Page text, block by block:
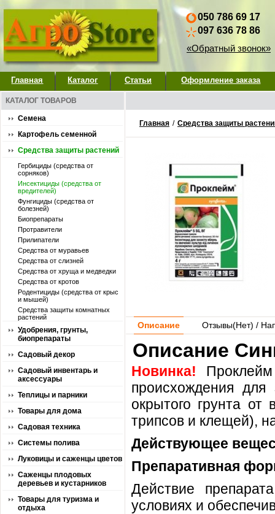
050 786 69 17
097 636 78 86
«Обратный звонок»
Главная Каталог Статьи Оформление заказа
КАТАЛОГ ТОВАРОВ
Семена
Картофель семенной
Средства защиты растений
Гербициды (средства от
сорняков)
Инсектициды (средства от
вредителей)
Фунгициды (средства от
болезней)
Биопрепараты
Протравители
Прилипатели
Средства от муравьев
Средства от слизней
Средства от хруща и медведки
Средства от кротов
Родентициды (средства от крыс
и мышей)
Средства защиты комнатных
растений
Удобрения, грунты,
биопрепараты
Садовый декор
Садовый инвентарь и
аксессуары
Теплицы и парники
Товары для дома
Садовая техника
Системы полива
Луковицы и саженцы цветов
Саженцы плодовых
деревьев и кустарников
Товары для туризма и
отдыха
Главная / Средства защиты
Описание Отзывы(Нет) /
Описание
Новинка!
происхождения
окрытого грунта от
трипсов и клещей),
Действующее
Препаративная
Действие
условиях и